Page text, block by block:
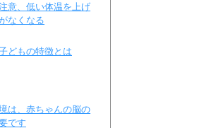
意、低い体温を上げ
なくなる
どもの特徴とは
は、赤ちゃんの脳の
です